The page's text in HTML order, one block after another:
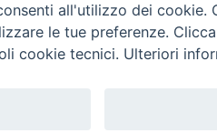
Trentina Editrice
all'utilizzo dei
le tue preferenze.
cookie tecnici. Ulteriori